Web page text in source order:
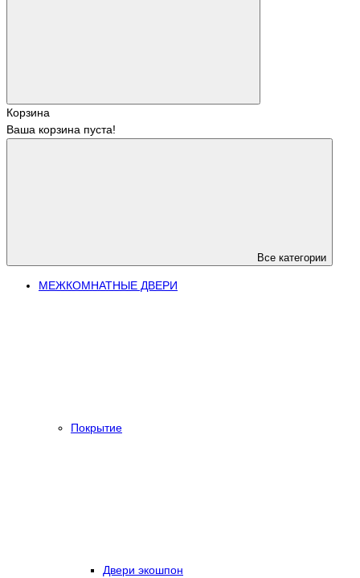
Корзина
Ваша корзина пуста!
Все категории
МЕЖКОМНАТНЫЕ ДВЕРИ
Покрытие
Двери экошпон